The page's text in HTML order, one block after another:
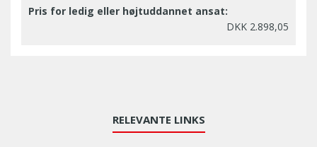
Pris for ledig eller højtuddannet ansat:
DKK 2.898,05
RELEVANTE LINKS